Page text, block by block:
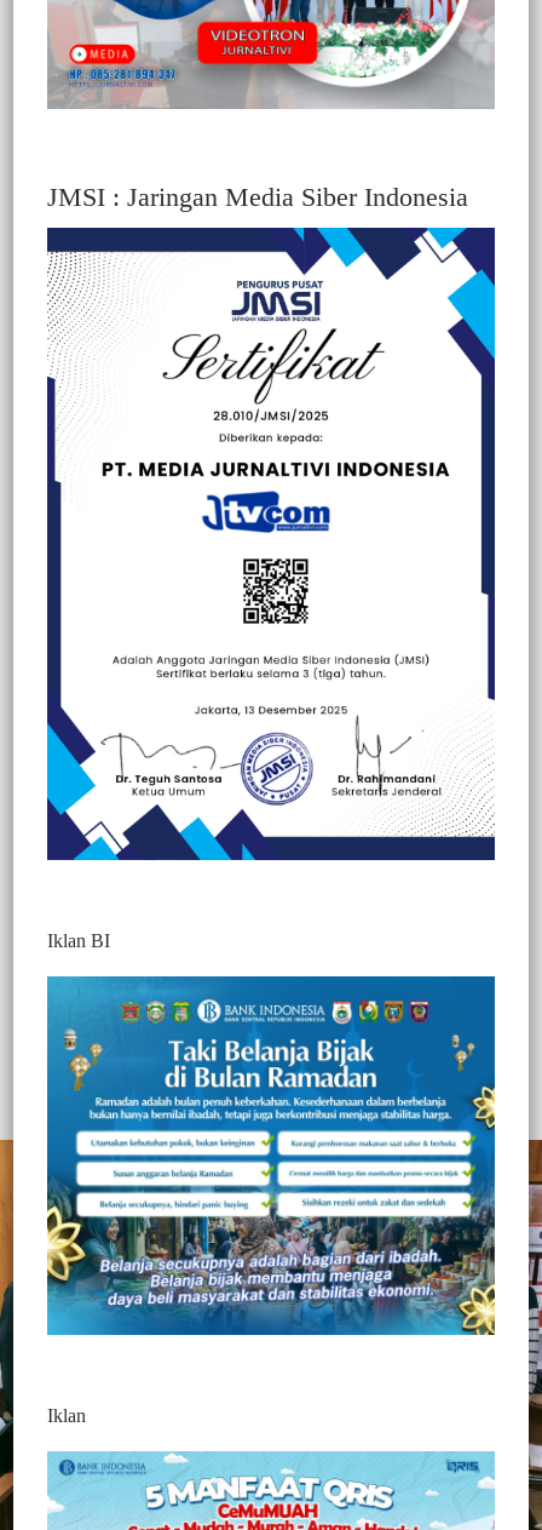
Mencuri Diwilayah Palopo, DPO Polres
Luwu Diringkus Tim Resmob Polres Toraja
Utara di Rantepao
Redaksi Jurnaltivi
2 Min Baca
Minggu, 11 April 2021
773
JMSI : Jaringan Media Siber Indonesia
Iklan BI
Iklan